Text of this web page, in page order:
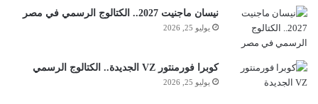
نيسان ماجنيت 2027.. الكتالوج الرسمي في مصر
يوليو 25, 2026
كوبرا فورمنتور VZ الجديدة.. الكتالوج الرسمي
يوليو 25, 2026